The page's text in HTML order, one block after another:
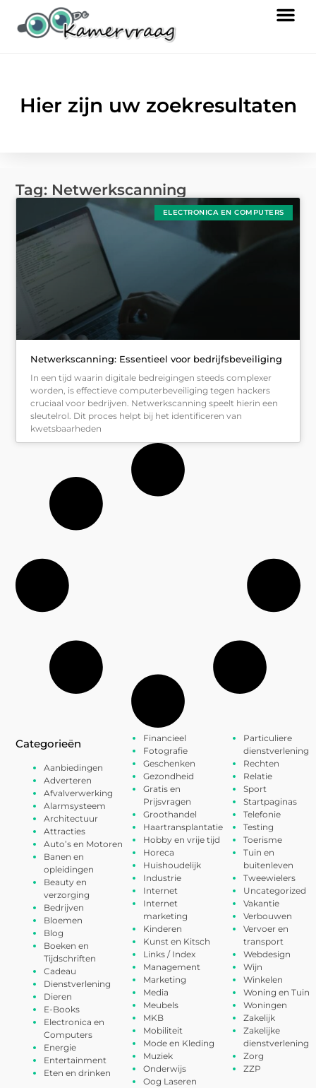
Hier zijn uw zoekresultaten
Tag: Netwerkscanning
ELECTRONICA EN COMPUTERS
Netwerkscanning: Essentieel voor bedrijfsbeveiliging
In een tijd waarin digitale bedreigingen steeds complexer
worden, is effectieve computerbeveiliging tegen hackers
cruciaal voor bedrijven. Netwerkscanning speelt hierin een
sleutelrol. Dit proces helpt bij het identificeren van
kwetsbaarheden
Categorieën
Aanbiedingen
Adverteren
Afvalverwerking
Alarmsysteem
Architectuur
Attracties
Auto’s en Motoren
Banen en
opleidingen
Beauty en
verzorging
Bedrijven
Bloemen
Blog
Boeken en
Tijdschriften
Cadeau
Dienstverlening
Dieren
E-Books
Electronica en
Computers
Energie
Entertainment
Eten en drinken
Financieel
Fotografie
Geschenken
Gezondheid
Gratis en
Prijsvragen
Groothandel
Haartransplantatie
Hobby en vrije tijd
Horeca
Huishoudelijk
Industrie
Internet
Internet
marketing
Kinderen
Kunst en Kitsch
Links / Index
Management
Marketing
Media
Meubels
MKB
Mobiliteit
Mode en Kleding
Muziek
Onderwijs
Oog Laseren
Particuliere
dienstverlening
Rechten
Relatie
Sport
Startpaginas
Telefonie
Testing
Toerisme
Tuin en
buitenleven
Tweewielers
Uncategorized
Vakantie
Verbouwen
Vervoer en
transport
Webdesign
Wijn
Winkelen
Woning en Tuin
Woningen
Zakelijk
Zakelijke
dienstverlening
Zorg
ZZP